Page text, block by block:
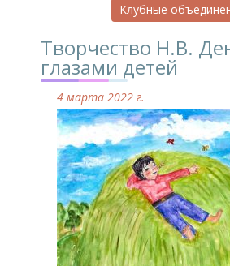
Клубные
Творчество Н.В.
глазами детей
4 марта 2022 г.